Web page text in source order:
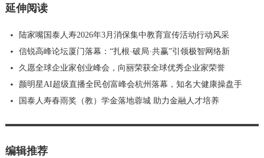
延伸阅读
陆家嘴国泰人寿2026年3月消保集中教育宣传活动行动风采
信锐高峰论坛厦门落幕：“扎根·破局·共赢”引领极智网络新
久愿全球企业家创业峰会，向丽荣获全球优秀企业家荣誉
颜明星AI超级直播全民创富峰会杭州落幕，知名大健康操盘手
国泰人寿春雨奖（教）学金落地蓉城 助力金融人才培养
编辑推荐